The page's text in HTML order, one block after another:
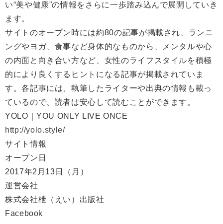
い“美や健康”の情報をさらに一歩踏み込んで展開していき
ます。
サイトのオープン時には約80の記事が掲載され、ランニ
ングやヨガ、食事など身体的なものから、メンタルや心
の内面と向き合い方など、女性のライフスタイルを積極
的により良くするヒントになる記事が掲載されていま
す。各記事には、執筆したライターや出典の情報も載っ
ているので、読者は安心して読むことができます。
YOLO｜YOU ONLY LIVE ONCE
http://yolo.style/
サイト情報
オープン日
2017年2月13日（月）
運営会社
株式会社枻（えい）出版社
Facebook